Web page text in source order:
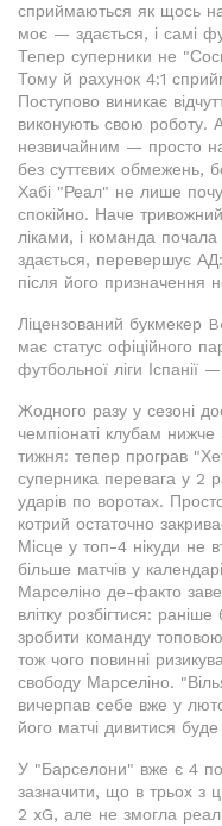
сприймаються як щось
моє — здається, і самі
Тепер суперники не
Тому й рахунок 4:1
Поступово виникає
виконують свою роботу.
незвичайним — просто
без суттєвих обмежень,
Хабі "Реал" не лише
спокійно. Наче
ліками, і команда
здається, перевершує АД:
після його призначення
Ліцензований букмекер
має статус офіційного
футбольної ліги Іспанії
Жодного разу у сезоні
чемпіонаті клубам
тижня: тепер програв
суперника перевага у 2
ударів по воротах.
котрий остаточно
Місце у топ-4 нікуди не
більше матчів у
Марселіно де-факто
влітку розбігтися:
зробити команду
тож чого повинні
свободу Марселіно.
вичерпав себе вже у
його матчі дивитися
У "Барселони" вже є 4
зазначити, що в трьох з
2 xG, але не змогла